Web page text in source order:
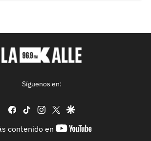
Síguenos en:
facebook
tiktok instagram
twittergoogle
contenido en
youtube-